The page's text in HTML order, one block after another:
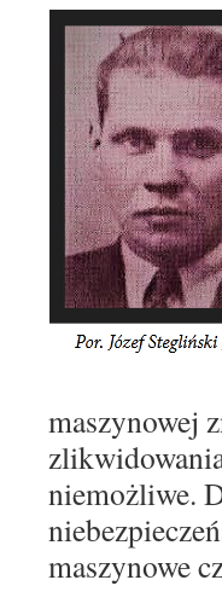
maszynowej
zli
niemożliwe.
maszynowe